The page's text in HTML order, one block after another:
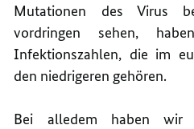
Mutationen des Virus
vordringen sehen,
Infektionszahlen, die im
den niedrigeren gehören.
Bei alledem haben